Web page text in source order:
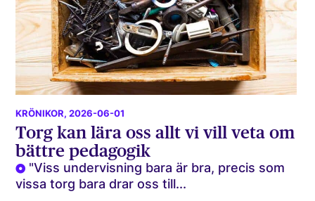
KRÖNIKOR, 2026-06-01
Torg kan lära oss allt vi vill veta om
bättre pedagogik
"Viss undervisning bara är bra, precis som
vissa torg bara drar oss till...